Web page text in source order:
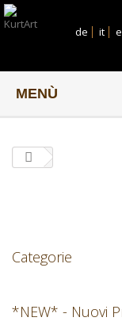
de it
MENÙ
Categorie
*NEW* - Nuovi